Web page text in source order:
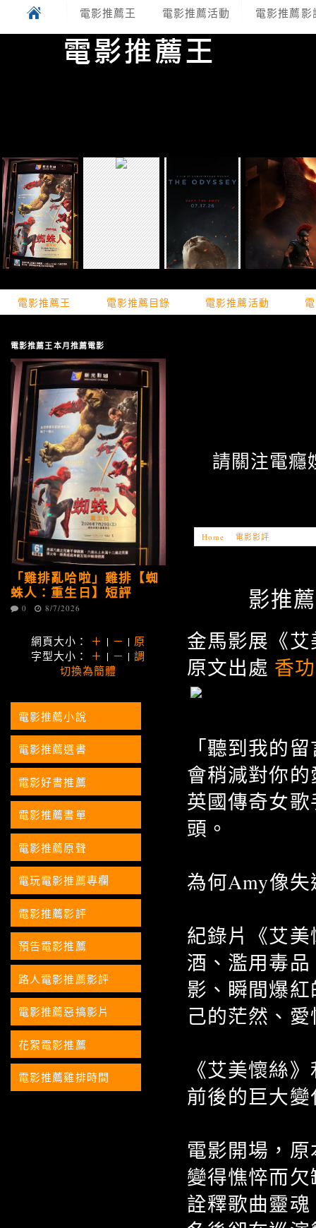
電影推薦王 電影推薦活動 電影推薦影
電影推薦王 電影推薦目錄 電影推薦活動
請關注電癮
Home 電影影評
影推
金馬影展《
原文出處 香
「聽到我的
會稍減對你
英國傳奇女
頭。
為何Amy像
紀錄片《艾
酒、濫用毒
影、瞬間爆
己的茫然、
《艾美懷絲
前後的巨大變
電影開場，
變得憔悴而
詮釋歌曲靈
電影推薦王本月推薦電影
「雞排亂哈啦」雞排【蜘
蛛人：重生日】短評
0 8/7/2026
網頁大小： ＋ | － | 原
字型大小： ＋ | － |調
切換為簡體
電影推薦小說
電影推薦選書
電影好書推薦
電影推薦書單
電影推薦原聲
電玩電影推薦專欄
電影推薦影評
預告電影推薦
路人電影推薦影評
電影推薦惡搞影片
花絮電影推薦
電影推薦雞排時間